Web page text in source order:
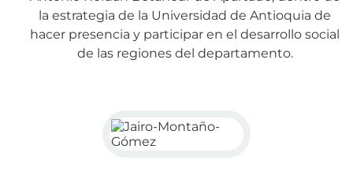
la estrategia de la Universidad de Antioquia de
hacer presencia y participar en el desarrollo social
de las regiones del departamento.